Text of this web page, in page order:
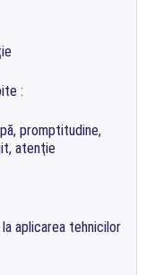
:
promptitudine,
atenţie
aplicarea tehnicilor